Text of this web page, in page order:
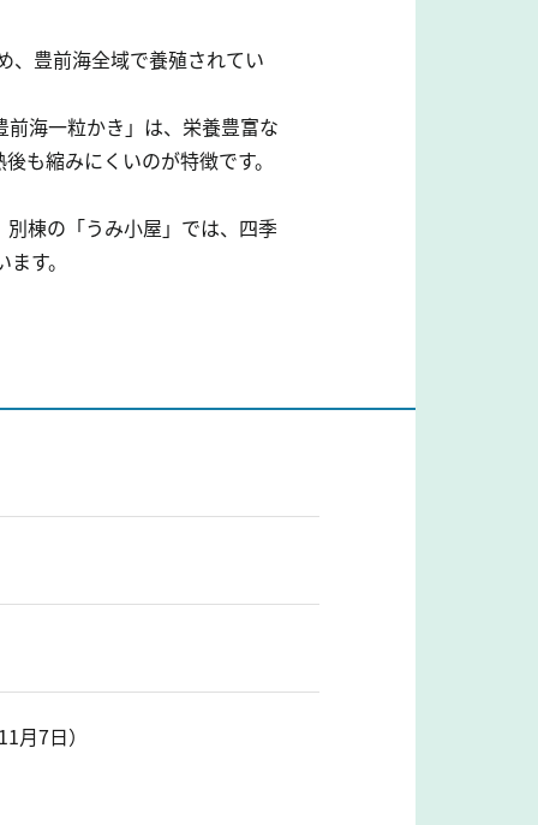
、豊前海全域で養殖されてい
海一粒かき」は、栄養豊富な
も縮みにくいのが特徴です。
棟の「うみ小屋」では、四季
す。
月7日）